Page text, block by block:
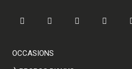
OCCASIONS